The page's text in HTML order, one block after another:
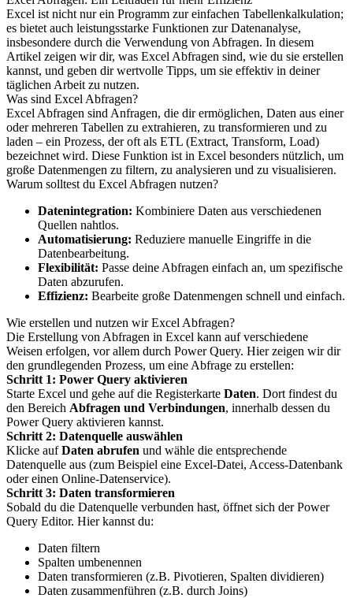
Excel ist nicht nur ein Programm zur einfachen Tabellenkalkulation;
es bietet auch leistungsstarke Funktionen zur Datenanalyse,
insbesondere durch die Verwendung von Abfragen. In diesem
Artikel zeigen wir dir, was Excel Abfragen sind, wie du sie erstellen
kannst, und geben dir wertvolle Tipps, um sie effektiv in deiner
täglichen Arbeit zu nutzen.
Was sind Excel Abfragen?
Excel Abfragen sind Anfragen, die dir ermöglichen, Daten aus einer
oder mehreren Tabellen zu extrahieren, zu transformieren und zu
laden – ein Prozess, der oft als ETL (Extract, Transform, Load)
bezeichnet wird. Diese Funktion ist in Excel besonders nützlich, um
große Datenmengen zu filtern, zu analysieren und zu visualisieren.
Warum solltest du Excel Abfragen nutzen?
Datenintegration: Kombiniere Daten aus verschiedenen
Quellen nahtlos.
Automatisierung: Reduziere manuelle Eingriffe in die
Datenbearbeitung.
Flexibilität: Passe deine Abfragen einfach an, um spezifische
Daten abzurufen.
Effizienz: Bearbeite große Datenmengen schnell und einfach.
Wie erstellen und nutzen wir Excel Abfragen?
Die Erstellung von Abfragen in Excel kann auf verschiedene
Weisen erfolgen, vor allem durch Power Query. Hier zeigen wir dir
den grundlegenden Prozess, um eine Abfrage zu erstellen:
Schritt 1: Power Query aktivieren
Starte Excel und gehe auf die Registerkarte Daten. Dort findest du
den Bereich Abfragen und Verbindungen, innerhalb dessen du
Power Query aktivieren kannst.
Schritt 2: Datenquelle auswählen
Klicke aufDaten abrufen und wähle die entsprechende
Datenquelle aus (zum Beispiel eine Excel-Datei, Access-Datenbank
oder einen Online-Datenservice).
Schritt 3: Daten transformieren
Sobald du die Datenquelle verbunden hast, öffnet sich der Power
Query Editor. Hier kannst du:
Daten filtern
Spalten umbenennen
Daten transformieren (z.B. Pivotieren, Spalten dividieren)
Daten zusammenführen (z.B. durch Joins)